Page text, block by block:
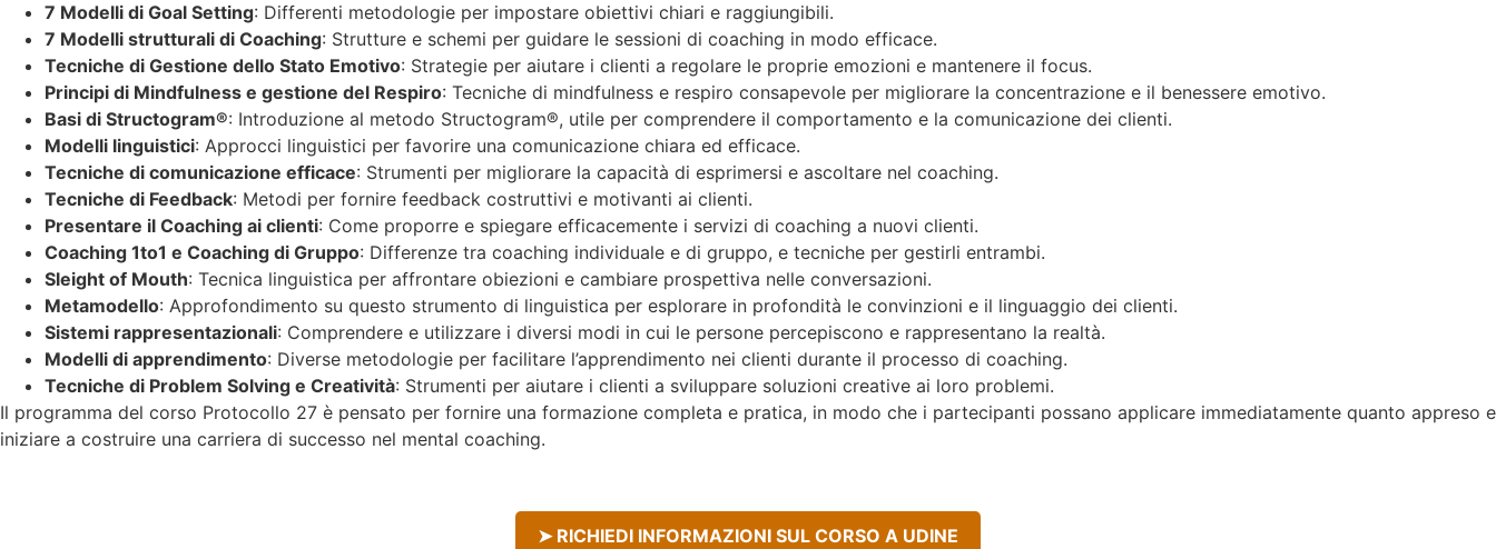
7 Modelli di Goal Setting: Differenti metodologie per impostare obiettivi chiari e raggiungibili.
7 Modelli strutturali di Coaching: Strutture e schemi per guidare le sessioni di coaching in modo efficace.
Tecniche di Gestione dello Stato Emotivo: Strategie per aiutare i clienti a regolare le proprie emozioni e mantenere il focus.
Principi di Mindfulness e gestione del Respiro: Tecniche di mindfulness e respiro consapevole per migliorare la concentrazione e il benessere emotivo.
Basi di Structogram®: Introduzione al metodo Structogram®, utile per comprendere il comportamento e la comunicazione dei clienti.
Modelli linguistici: Approcci linguistici per favorire una comunicazione chiara ed efficace.
Tecniche di comunicazione efficace: Strumenti per migliorare la capacità di esprimersi e ascoltare nel coaching.
Tecniche di Feedback: Metodi per fornire feedback costruttivi e motivanti ai clienti.
Presentare il Coaching ai clienti: Come proporre e spiegare efficacemente i servizi di coaching a nuovi clienti.
Coaching 1to1 e Coaching di Gruppo: Differenze tra coaching individuale e di gruppo, e tecniche per gestirli entrambi.
Sleight of Mouth: Tecnica linguistica per affrontare obiezioni e cambiare prospettiva nelle conversazioni.
Metamodello: Approfondimento su questo strumento di linguistica per esplorare in profondità le convinzioni e il linguaggio dei clienti.
Sistemi rappresentazionali: Comprendere e utilizzare i diversi modi in cui le persone percepiscono e rappresentano la realtà.
Modelli di apprendimento: Diverse metodologie per facilitare l’apprendimento nei clienti durante il processo di coaching.
Tecniche di Problem Solving e Creatività: Strumenti per aiutare i clienti a sviluppare soluzioni creative ai loro problemi.
Il programma del corso Protocollo 27 è pensato per fornire una formazione completa e pratica, in modo che i partecipanti possano applicare immediatamente quanto appreso e
iniziare a costruire una carriera di successo nel mental coaching.
➤ RICHIEDI INFORMAZIONI SUL CORSO A UDINE